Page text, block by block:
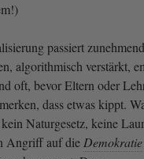
passiert
algorithmisch verstärkt,
oft, bevor Eltern oder
dass etwas kippt.
Naturgesetz, keine
Angriff auf die Demokratie